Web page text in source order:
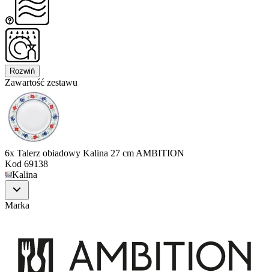
Rozwiń
Zawartość zestawu
6x Talerz obiadowy Kalina 27 cm AMBITION
Kod 69138
Kalina
Marka